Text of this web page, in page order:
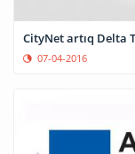
CityNet artıq Delta
07-04-2016